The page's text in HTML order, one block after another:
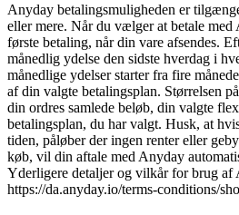
Anyday betalingsmuligheden er
eller mere. Når du vælger at betale
første betaling, når din vare afsendes.
månedlig ydelse den sidste hverdag i
månedlige ydelser starter fra fire
af din valgte betalingsplan. Størrelsen
din ordres samlede beløb, din valgte
betalingsplan, du har valgt. Husk, at
tiden, påløber der ingen renter eller
køb, vil din aftale med Anyday
Yderligere detaljer og vilkår for brug af
https://da.anyday.io/terms-conditions/